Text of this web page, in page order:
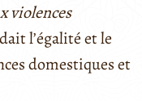
violences
l’égalité et le
domestiques et